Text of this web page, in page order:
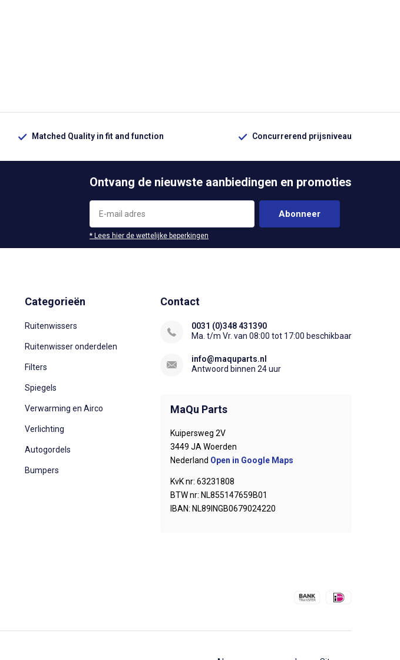
Matched Quality in fit and function Concurrerend prijsniveau
Ontvang de nieuwste aanbiedingen en promoties
Abonneer
* Lees hier de wettelijke beperkingen
Categorieën
Ruitenwissers
Ruitenwisser onderdelen
Filters
Spiegels
Verwarming en Airco
Verlichting
Autogordels
Bumpers
Contact
0031 (0)348 431390
Ma. t/m Vr. van 08:00 tot 17:00 beschikbaar
info@maquparts.nl
Antwoord binnen 24 uur
MaQu Parts
Kuipersweg 2V
3449 JA Woerden
Nederland Open in Google Maps
KvK nr: 63231808
BTW nr: NL855147659B01
IBAN: NL89INGB0679024220